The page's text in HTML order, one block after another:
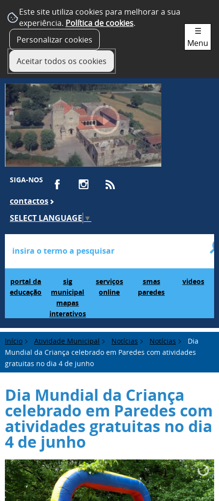
Este site utiliza cookies para melhorar a sua
experiência. Política de cookies.
Personalizar cookies
Aceitar todos os cookies
SIGA-NOS
contactos
SELECT LANGUAGE ▼
portal da
educação
sig
municipal
mapas
interativos
serviços
online
smas
paredes
videos
☰
Menu
Início Atividade Municipal Notícias Notícias
Dia
Mundial da Criança celebrado em Paredes com atividades
gratuitas no dia 4 de junho
Dia Mundial da Criança
celebrado em Paredes com
atividades gratuitas no dia
4 de junho